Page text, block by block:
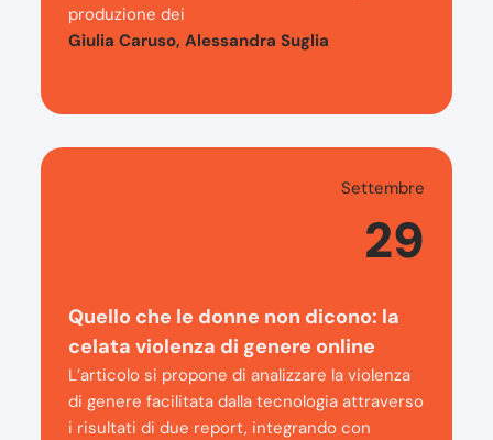
produzione dei
Giulia Caruso, Alessandra Suglia
Settembre
29
Quello che le donne non dicono: la
celata violenza di genere online
L’articolo si propone di analizzare la violenza
di genere facilitata dalla tecnologia attraverso
i risultati di due report, integrando con